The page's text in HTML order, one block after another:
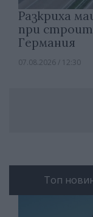
Разкриха
при
Германия
07.08.2026 / 12:30
Топ